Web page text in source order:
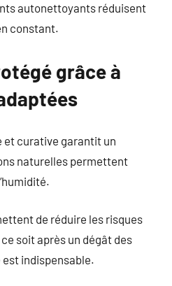
autonettoyants réduisent
constant.
grâce à
et curative garantit un
naturelles permettent
de réduire les risques
soit après un dégât des
indispensable.